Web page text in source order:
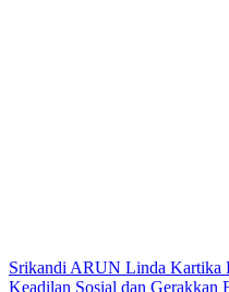
Srikandi ARUN Linda Kartika
Keadilan Sosial dan Gerakkan